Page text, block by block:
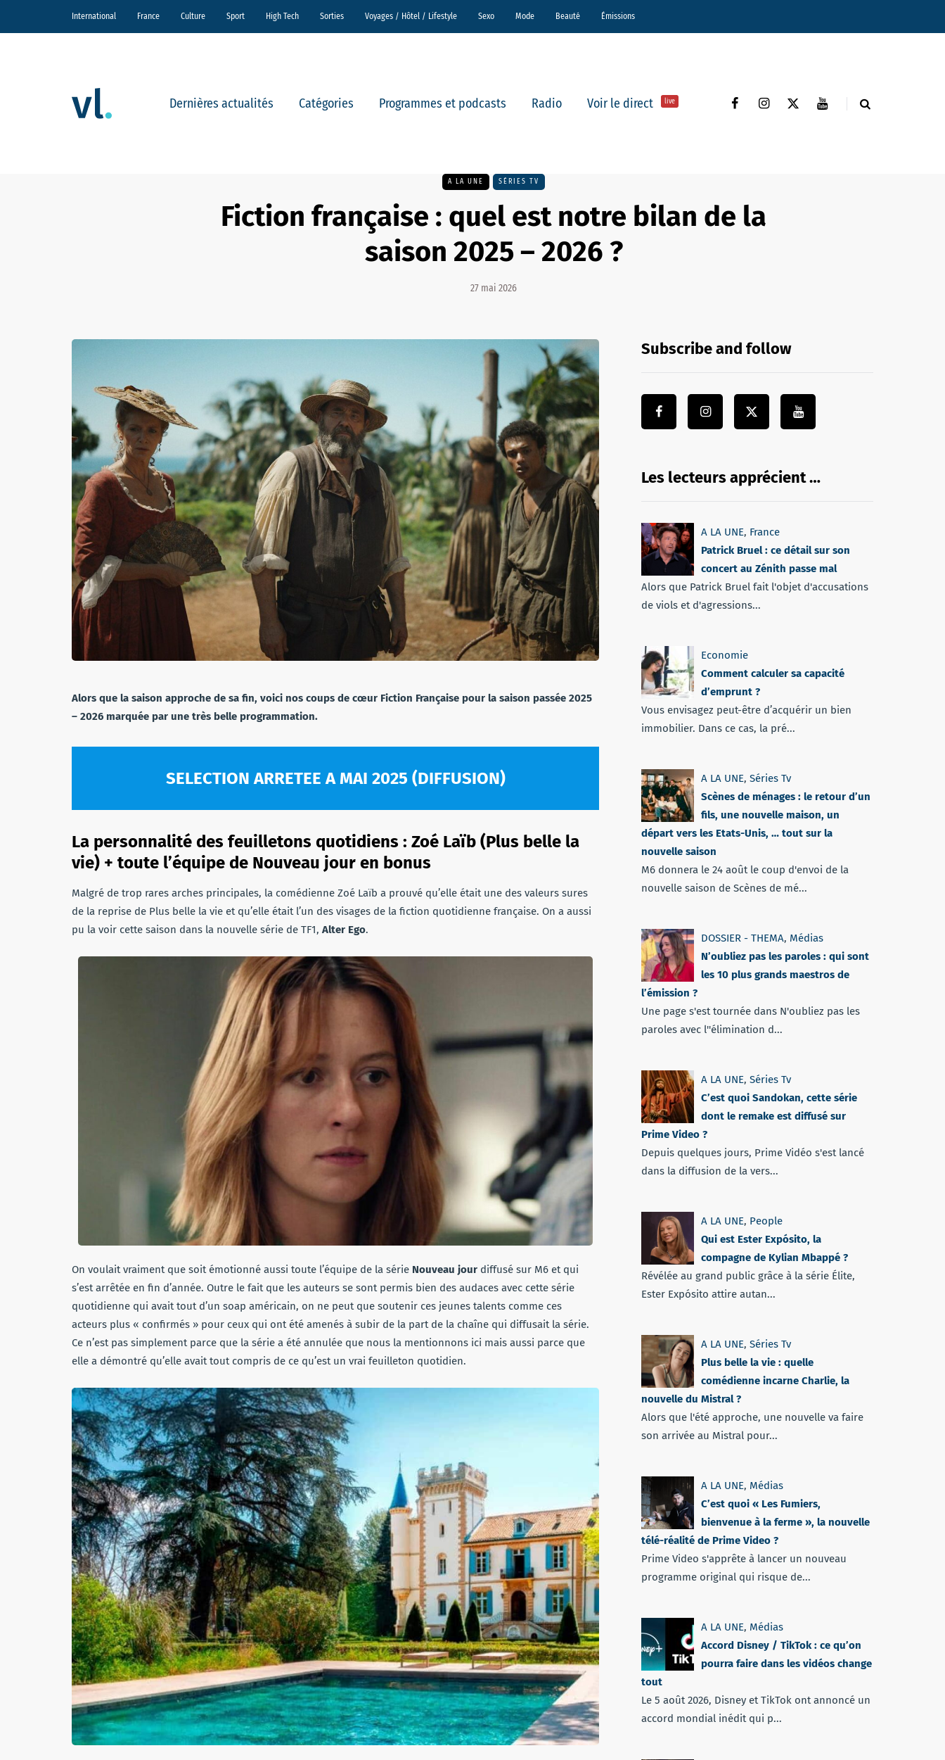
International France Culture Sport High Tech Sorties Voyages / Hôtel / Lifestyle Sexo Mode Beauté Émissions
Dernières actualités Catégories Programmes et podcasts Radio Voir le direct live
A LA UNE SÉRIES TV
Fiction française : quel est notre bilan de la
saison 2025 – 2026 ?
27 mai 2026
Alors que la saison approche de sa fin, voici nos coups de cœur Fiction Française pour la saison passée 2025
– 2026 marquée par une très belle programmation.
SELECTION ARRETEE A MAI 2025 (DIFFUSION)
La personnalité des feuilletons quotidiens : Zoé Laïb (Plus belle la
vie) + toute l’équipe de Nouveau jour en bonus
Malgré de trop rares arches principales, la comédienne Zoé Laïb a prouvé qu’elle était une des valeurs sures
de la reprise de Plus belle la vie et qu’elle était l’un des visages de la fiction quotidienne française. On a aussi
pu la voir cette saison dans la nouvelle série de TF1, Alter Ego.
On voulait vraiment que soit émotionné aussi toute l’équipe de la série Nouveau jour diffusé sur M6 et qui
s’est arrêtée en fin d’année. Outre le fait que les auteurs se sont permis bien des audaces avec cette série
quotidienne qui avait tout d’un soap américain, on ne peut que soutenir ces jeunes talents comme ces
acteurs plus « confirmés » pour ceux qui ont été amenés à subir de la part de la chaîne qui diffusait la série.
Ce n’est pas simplement parce que la série a été annulée que nous la mentionnons ici mais aussi parce que
elle a démontré qu’elle avait tout compris de ce qu’est un vrai feuilleton quotidien.
Subscribe and follow
Les lecteurs apprécient …
A LA UNE, France
Patrick Bruel : ce détail sur son
concert au Zénith passe mal
Alors que Patrick Bruel fait l'objet d'accusations
de viols et d'agressions...
Economie
Comment calculer sa capacité
d’emprunt ?
Vous envisagez peut-être d’acquérir un bien
immobilier. Dans ce cas, la pré...
A LA UNE, Séries Tv
Scènes de ménages : le retour d’un
fils, une nouvelle maison, un
départ vers les Etats-Unis, … tout sur la
nouvelle saison
M6 donnera le 24 août le coup d'envoi de la
nouvelle saison de Scènes de mé...
DOSSIER - THEMA, Médias
N’oubliez pas les paroles : qui sont
les 10 plus grands maestros de
l’émission ?
Une page s'est tournée dans N'oubliez pas les
paroles avec l''élimination d...
A LA UNE, Séries Tv
C’est quoi Sandokan, cette série
dont le remake est diffusé sur
Prime Video ?
Depuis quelques jours, Prime Vidéo s'est lancé
dans la diffusion de la vers...
A LA UNE, People
Qui est Ester Expósito, la
compagne de Kylian Mbappé ?
Révélée au grand public grâce à la série Élite,
Ester Expósito attire autan...
A LA UNE, Séries Tv
Plus belle la vie : quelle
comédienne incarne Charlie, la
nouvelle du Mistral ?
Alors que l'été approche, une nouvelle va faire
son arrivée au Mistral pour...
A LA UNE, Médias
C’est quoi « Les Fumiers,
bienvenue à la ferme », la nouvelle
télé-réalité de Prime Video ?
Prime Video s'apprête à lancer un nouveau
programme original qui risque de...
A LA UNE, Médias
Accord Disney / TikTok : ce qu’on
pourra faire dans les vidéos change
tout
Le 5 août 2026, Disney et TikTok ont annoncé un
accord mondial inédit qui p...